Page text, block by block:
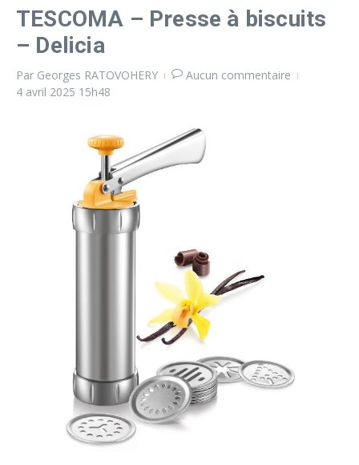
TESCOMA – Presse à biscuits
– Delicia
Par Georges RATOVOHERY
Aucun commentaire
4 avril 2025 15h48